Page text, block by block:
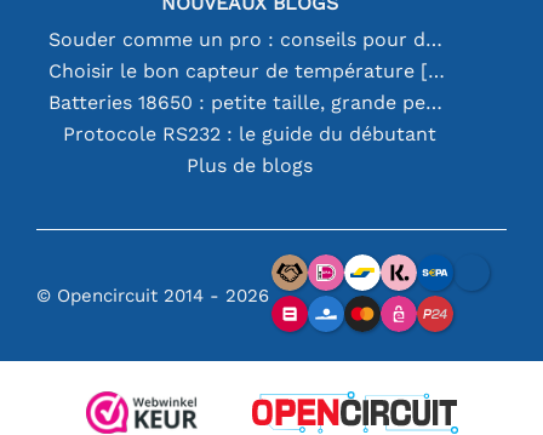
Souder comme un pro : conseils pour des connexions électroniques parfaites
Choisir le bon capteur de température [youtube]
Batteries 18650 : petite taille, grande performance
Protocole RS232 : le guide du débutant
Plus de blogs
© Opencircuit 2014 - 2026